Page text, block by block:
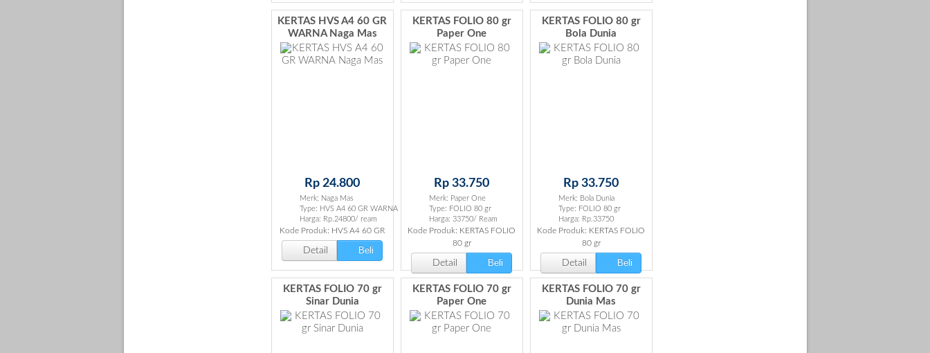
KERTAS HVS A4 60 GR
WARNA Naga Mas
Rp 24.800
Merk: Naga Mas
Type: HVS A4 60 GR WARNA
Harga: Rp.24800/ ream
Kode Produk: HVS A4 60 GR
Detail Beli
KERTAS FOLIO 80 gr
Paper One
Rp 33.750
Merk: Paper One
Type: FOLIO 80 gr
Harga: 33750/ Ream
Kode Produk: KERTAS FOLIO
80 gr
Detail Beli
KERTAS FOLIO 80 gr
Bola Dunia
Rp 33.750
Merk: Bola Dunia
Type: FOLIO 80 gr
Harga: Rp.33750
Kode Produk: KERTAS FOLIO
80 gr
Detail Beli
KERTAS FOLIO 70 gr
Sinar Dunia
KERTAS FOLIO 70 gr
Paper One
KERTAS FOLIO 70 gr
Dunia Mas